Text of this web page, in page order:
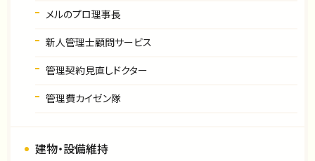
メルのプロ理事長
新人管理士顧問サービス
管理契約見直しドクター
管理費カイゼン隊
建物・設備維持